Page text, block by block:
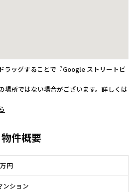
ラッグすることで『Google ストリートビ
所ではない場合がございます。詳しくは
物件概要
万円
ンション